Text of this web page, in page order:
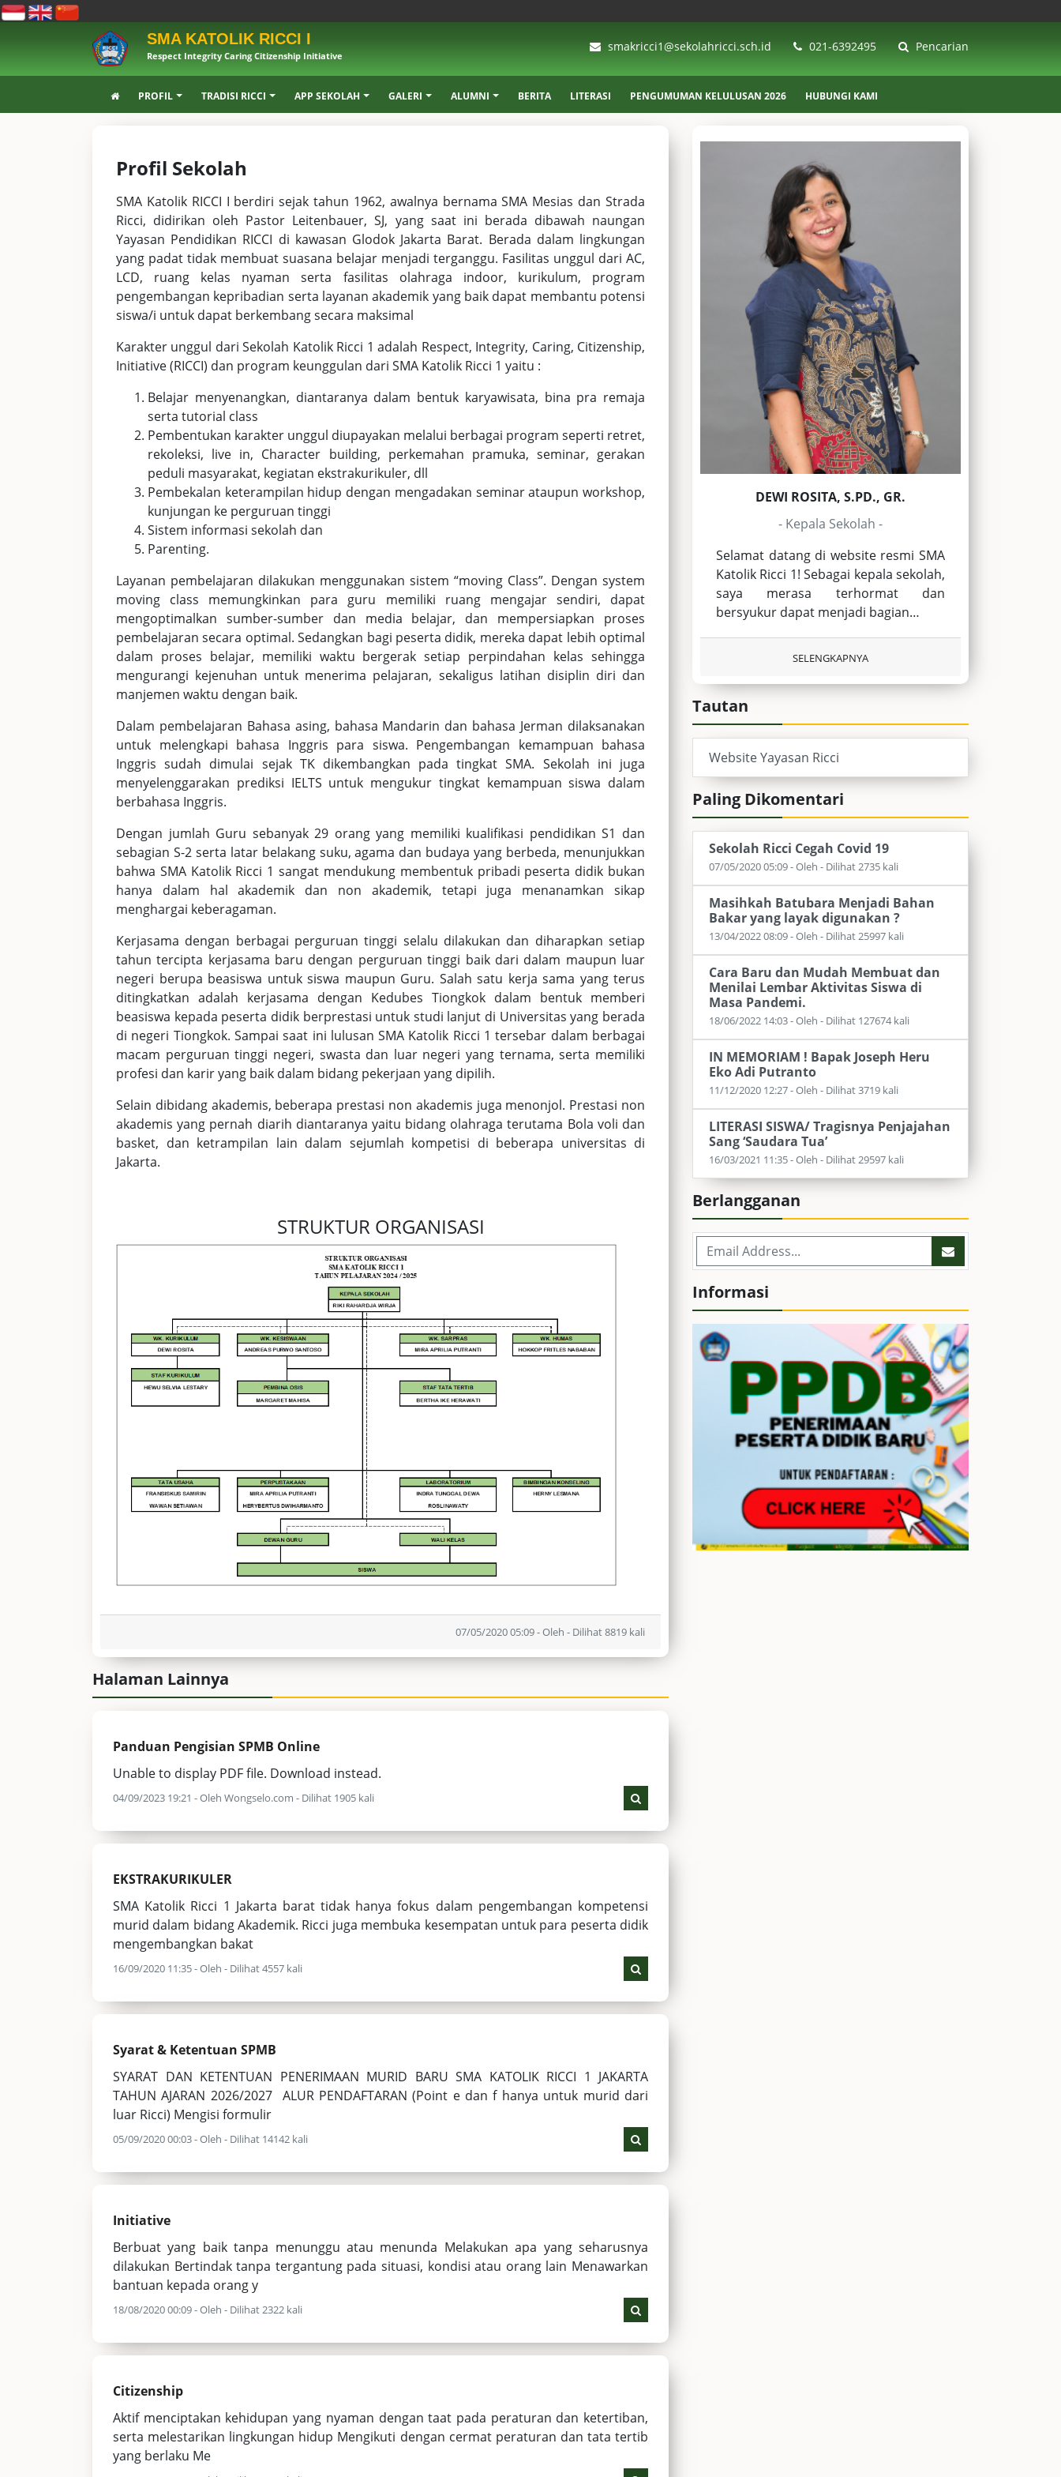
SMA KATOLIK RICCI I
Respect Integrity Caring Citizenship Initiative
smakricci1@sekolahricci.sch.id 021-6392495 Pencarian
PROFIL TRADISI RICCI APP SEKOLAH GALERI ALUMNI BERITA LITERASI PENGUMUMAN KELULUSAN 2026 HUBUNGI KAMI
Profil Sekolah
SMA Katolik RICCI I berdiri sejak tahun 1962, awalnya bernama SMA Mesias dan Strada
Ricci, didirikan oleh Pastor Leitenbauer, SJ, yang saat ini berada dibawah naungan
Yayasan Pendidikan RICCI di kawasan Glodok Jakarta Barat. Berada dalam lingkungan
yang padat tidak membuat suasana belajar menjadi terganggu. Fasilitas unggul dari AC,
LCD, ruang kelas nyaman serta fasilitas olahraga indoor, kurikulum, program
pengembangan kepribadian serta layanan akademik yang baik dapat membantu potensi
siswa/i untuk dapat berkembang secara maksimal
Karakter unggul dari Sekolah Katolik Ricci 1 adalah Respect, Integrity, Caring, Citizenship,
Initiative (RICCI) dan program keunggulan dari SMA Katolik Ricci 1 yaitu :
Belajar menyenangkan, diantaranya dalam bentuk karyawisata, bina pra remaja
serta tutorial class
Pembentukan karakter unggul diupayakan melalui berbagai program seperti retret,
rekoleksi, live in, Character building, perkemahan pramuka, seminar, gerakan
peduli masyarakat, kegiatan ekstrakurikuler, dll
Pembekalan keterampilan hidup dengan mengadakan seminar ataupun workshop,
kunjungan ke perguruan tinggi
Sistem informasi sekolah dan
Parenting.
Layanan pembelajaran dilakukan menggunakan sistem “moving Class”. Dengan system
moving class memungkinkan para guru memiliki ruang mengajar sendiri, dapat
mengoptimalkan sumber-sumber dan media belajar, dan mempersiapkan proses
pembelajaran secara optimal. Sedangkan bagi peserta didik, mereka dapat lebih optimal
dalam proses belajar, memiliki waktu bergerak setiap perpindahan kelas sehingga
mengurangi kejenuhan untuk menerima pelajaran, sekaligus latihan disiplin diri dan
manjemen waktu dengan baik.
Dalam pembelajaran Bahasa asing, bahasa Mandarin dan bahasa Jerman dilaksanakan
untuk melengkapi bahasa Inggris para siswa. Pengembangan kemampuan bahasa
Inggris sudah dimulai sejak TK dikembangkan pada tingkat SMA. Sekolah ini juga
menyelenggarakan prediksi IELTS untuk mengukur tingkat kemampuan siswa dalam
berbahasa Inggris.
Dengan jumlah Guru sebanyak 29 orang yang memiliki kualifikasi pendidikan S1 dan
sebagian S-2 serta latar belakang suku, agama dan budaya yang berbeda, menunjukkan
bahwa SMA Katolik Ricci 1 sangat mendukung membentuk pribadi peserta didik bukan
hanya dalam hal akademik dan non akademik, tetapi juga menanamkan sikap
menghargai keberagaman.
Kerjasama dengan berbagai perguruan tinggi selalu dilakukan dan diharapkan setiap
tahun tercipta kerjasama baru dengan perguruan tinggi baik dari dalam maupun luar
negeri berupa beasiswa untuk siswa maupun Guru. Salah satu kerja sama yang terus
ditingkatkan adalah kerjasama dengan Kedubes Tiongkok dalam bentuk memberi
beasiswa kepada peserta didik berprestasi untuk studi lanjut di Universitas yang berada
di negeri Tiongkok. Sampai saat ini lulusan SMA Katolik Ricci 1 tersebar dalam berbagai
macam perguruan tinggi negeri, swasta dan luar negeri yang ternama, serta memiliki
profesi dan karir yang baik dalam bidang pekerjaan yang dipilih.
Selain dibidang akademis, beberapa prestasi non akademis juga menonjol. Prestasi non
akademis yang pernah diarih diantaranya yaitu bidang olahraga terutama Bola voli dan
basket, dan ketrampilan lain dalam sejumlah kompetisi di beberapa universitas di
Jakarta.
STRUKTUR ORGANISASI
07/05/2020 05:09 - Oleh - Dilihat 8819 kali
Halaman Lainnya
Panduan Pengisian SPMB Online
Unable to display PDF file. Download instead.
04/09/2023 19:21 - Oleh Wongselo.com - Dilihat 1905 kali
EKSTRAKURIKULER
SMA Katolik Ricci 1 Jakarta barat tidak hanya fokus dalam pengembangan kompetensi
murid dalam bidang Akademik. Ricci juga membuka kesempatan untuk para peserta didik
mengembangkan bakat
16/09/2020 11:35 - Oleh - Dilihat 4557 kali
Syarat & Ketentuan SPMB
SYARAT DAN KETENTUAN PENERIMAAN MURID BARU SMA KATOLIK RICCI 1 JAKARTA
TAHUN AJARAN 2026/2027 ALUR PENDAFTARAN (Point e dan f hanya untuk murid dari
luar Ricci) Mengisi formulir
05/09/2020 00:03 - Oleh - Dilihat 14142 kali
Initiative
Berbuat yang baik tanpa menunggu atau menunda Melakukan apa yang seharusnya
dilakukan Bertindak tanpa tergantung pada situasi, kondisi atau orang lain Menawarkan
bantuan kepada orang y
18/08/2020 00:09 - Oleh - Dilihat 2322 kali
Citizenship
Aktif menciptakan kehidupan yang nyaman dengan taat pada peraturan dan ketertiban,
serta melestarikan lingkungan hidup Mengikuti dengan cermat peraturan dan tata tertib
yang berlaku Me
DEWI ROSITA, S.PD., GR.
- Kepala Sekolah -
Selamat datang di website resmi SMA
Katolik Ricci 1! Sebagai kepala sekolah,
saya merasa terhormat dan
bersyukur dapat menjadi bagian…
SELENGKAPNYA
Tautan
Website Yayasan Ricci
Paling Dikomentari
Sekolah Ricci Cegah Covid 19
07/05/2020 05:09 - Oleh - Dilihat 2735 kali
Masihkah Batubara Menjadi Bahan
Bakar yang layak digunakan ?
13/04/2022 08:09 - Oleh - Dilihat 25997 kali
Cara Baru dan Mudah Membuat dan
Menilai Lembar Aktivitas Siswa di
Masa Pandemi.
18/06/2022 14:03 - Oleh - Dilihat 127674 kali
IN MEMORIAM ! Bapak Joseph Heru
Eko Adi Putranto
11/12/2020 12:27 - Oleh - Dilihat 3719 kali
LITERASI SISWA/ Tragisnya Penjajahan
Sang ‘Saudara Tua’
16/03/2021 11:35 - Oleh - Dilihat 29597 kali
Berlangganan
Informasi